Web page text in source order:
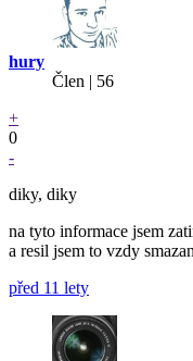
hury
Člen | 56
+
0
-
diky, diky
na tyto informace jsem
a resil jsem to vzdy
před 11 lety